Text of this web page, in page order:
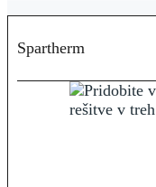
Spartherm